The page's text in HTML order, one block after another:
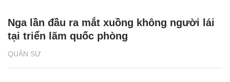
QUÂN SỰ
Nga lần đầu ra mắt xuồng không người lái
tại triển lãm quốc phòng